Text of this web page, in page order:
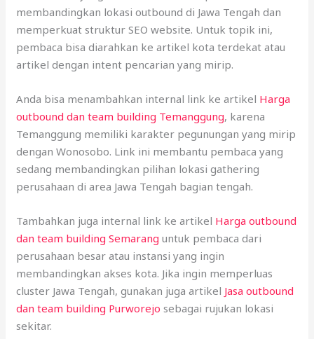
membandingkan lokasi outbound di Jawa Tengah dan
memperkuat struktur SEO website. Untuk topik ini,
pembaca bisa diarahkan ke artikel kota terdekat atau
artikel dengan intent pencarian yang mirip.
Anda bisa menambahkan internal link ke artikel Harga
outbound dan team building Temanggung, karena
Temanggung memiliki karakter pegunungan yang mirip
dengan Wonosobo. Link ini membantu pembaca yang
sedang membandingkan pilihan lokasi gathering
perusahaan di area Jawa Tengah bagian tengah.
Tambahkan juga internal link ke artikel Harga outbound
dan team building Semarang untuk pembaca dari
perusahaan besar atau instansi yang ingin
membandingkan akses kota. Jika ingin memperluas
cluster Jawa Tengah, gunakan juga artikel Jasa outbound
dan team building Purworejo sebagai rujukan lokasi
sekitar.